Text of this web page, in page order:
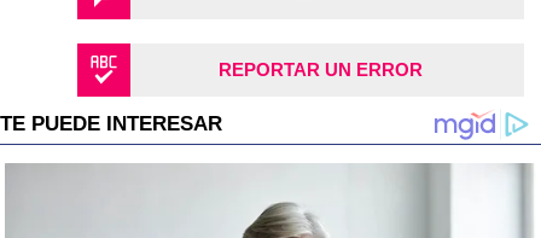
REPORTAR UN ERROR